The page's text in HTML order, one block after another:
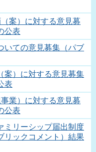
案）に対する意見募
公表
いての意見募集（パブ
案）に対する意見募集
表
業）に対する意見募
公表
ミリーシップ届出制度
リックコメント）結果